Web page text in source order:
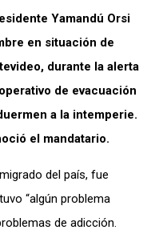
Yamandú Orsi
en situación de
durante la alerta
de evacuación
a la intemperie.
el mandatario.
del país, fue
“algún problema
de adicción.